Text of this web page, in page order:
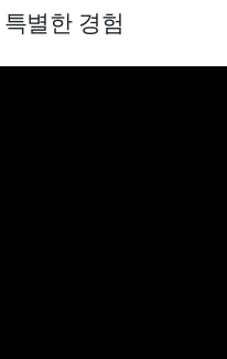
별한 경험